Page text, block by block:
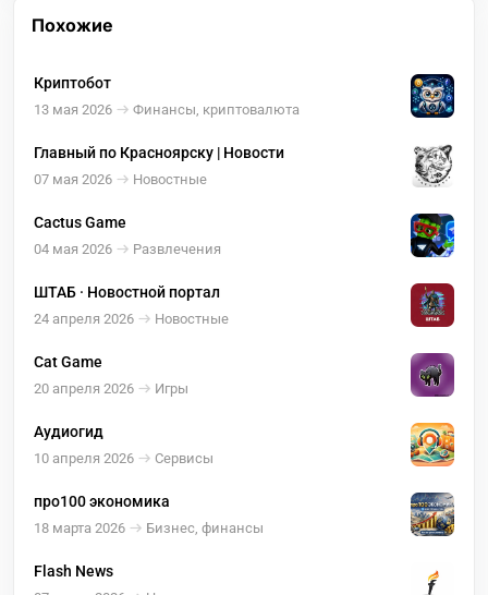
Похожие
Криптобот
13 мая 2026 Финансы, криптовалюта
Главный по Красноярску | Новости
07 мая 2026 Новостные
Cactus Game
04 мая 2026 Развлечения
ШТАБ · Новостной портал
24 апреля 2026 Новостные
Cat Game
20 апреля 2026 Игры
Аудиогид
10 апреля 2026 Сервисы
про100 экономика
18 марта 2026 Бизнес, финансы
Flash News